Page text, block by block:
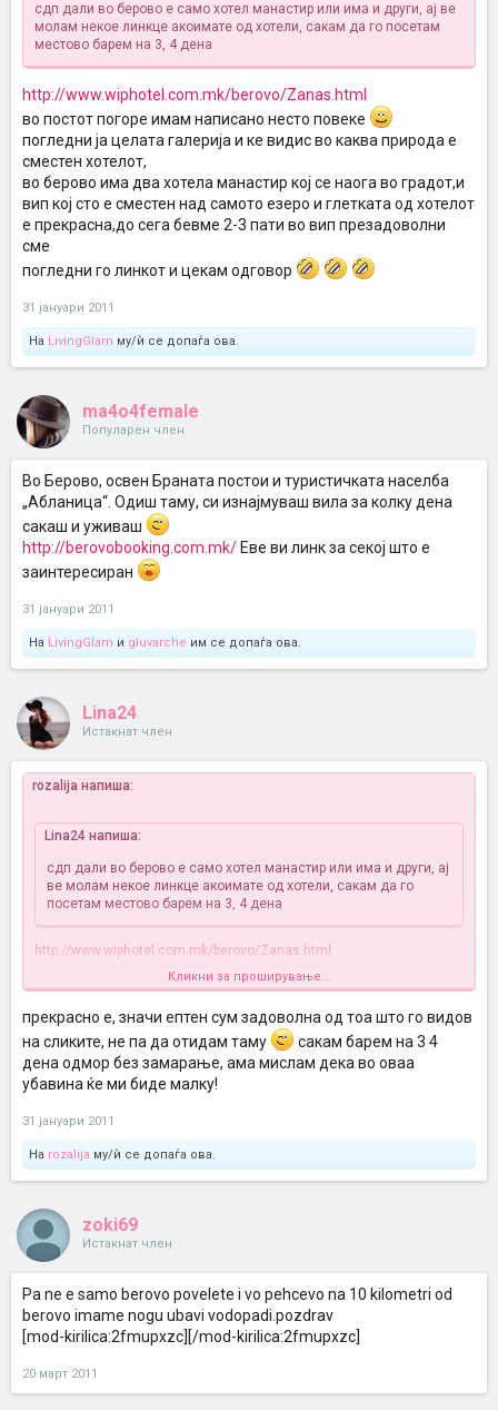
сдп дали во берово е само хотел манастир или има и други, ај ве
молам некое линкце акоимате од хотели, сакам да го посетам
местово барем на 3, 4 дена
http://www.wiphotel.com.mk/berovo/Zanas.html
во постот погоре имам написано несто повеке
погледни ја целата галерија и ке видис во каква природа е
сместен хотелот,
во берово има два хотела манастир кој се наога во градот,и
вип кој сто е сместен над самото езеро и глетката од хотелот
е прекрасна,до сега бевме 2-3 пати во вип презадоволни
сме
погледни го линкот и цекам одговор
31 јануари 2011
На LivingGlam му/ѝ се допаѓа ова.
ma4o4female
Популарен член
Во Берово, освен Браната постои и туристичката населба
„Абланица“. Одиш таму, си изнајмуваш вила за колку дена
сакаш и уживаш
http://berovobooking.com.mk/ Еве ви линк за секој што е
заинтересиран
31 јануари 2011
На LivingGlam и gluvarche им се допаѓа ова.
Lina24
Истакнат член
rozalija напиша:
Lina24 напиша:
сдп дали во берово е само хотел манастир или има и други, ај
ве молам некое линкце акоимате од хотели, сакам да го
посетам местово барем на 3, 4 дена
http://www.wiphotel.com.mk/berovo/Zanas.html
во постот погоре имам написано несто повеке
погледни ја целата галерија и ке видис во каква природа е
во берово има два хотела манастир кој се наога во градот,и вип
кој сто е сместен над самото езеро и глетката од хотелот е
прекрасна,до сега бевме 2-3 пати во вип презадоволни сме
погледни го линкот и цекам одговор
Кликни за проширување...
прекрасно е, значи ептен сум задоволна од тоа што го видов
на сликите, не па да отидам таму
сакам барем на 3 4
дена одмор без замарање, ама мислам дека во оваа
убавина ќе ми биде малку!
31 јануари 2011
На rozalija му/ѝ се допаѓа ова.
zoki69
Истакнат член
Pa ne e samo berovo povelete i vo pehcevo na 10 kilometri od
berovo imame nogu ubavi vodopadi.pozdrav
[mod-kirilica:2fmupxzc][/mod-kirilica:2fmupxzc]
20 март 2011